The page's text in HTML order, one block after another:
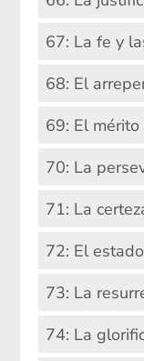
67: La fe y
68: El
69: El
70: La
71: La
72: El
73: La
74: La